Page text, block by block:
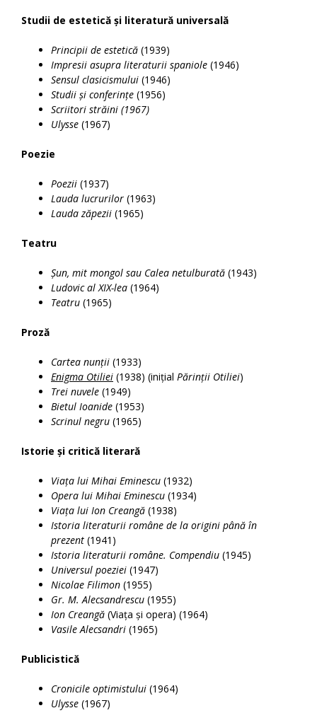
Studii de estetică și literatură universală
Principii de estetică (1939)
Impresii asupra literaturii spaniole (1946)
Sensul clasicismului (1946)
Studii și conferințe (1956)
Scriitori străini (1967)
Ulysse (1967)
Poezie
Poezii (1937)
Lauda lucrurilor (1963)
Lauda zăpezii (1965)
Teatru
Șun, mit mongol sau Calea netulburată (1943)
Ludovic al XIX-lea (1964)
Teatru (1965)
Proză
Cartea nunții (1933)
Enigma Otiliei (1938) (inițial Părinții Otiliei)
Trei nuvele (1949)
Bietul Ioanide (1953)
Scrinul negru (1965)
Istorie și critică literară
Viața lui Mihai Eminescu (1932)
Opera lui Mihai Eminescu (1934)
Viața lui Ion Creangă (1938)
Istoria literaturii române de la origini până în
prezent (1941)
Istoria literaturii române. Compendiu (1945)
Universul poeziei (1947)
Nicolae Filimon (1955)
Gr. M. Alecsandrescu (1955)
Ion Creangă (Viața și opera) (1964)
Vasile Alecsandri (1965)
Publicistică
Cronicile optimistului (1964)
Ulysse (1967)